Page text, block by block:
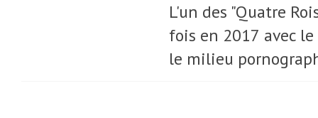
L'un des "Quatre
fois en 2017 avec
le milieu